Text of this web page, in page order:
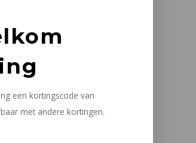
een kortingscode van
met andere kortingen.